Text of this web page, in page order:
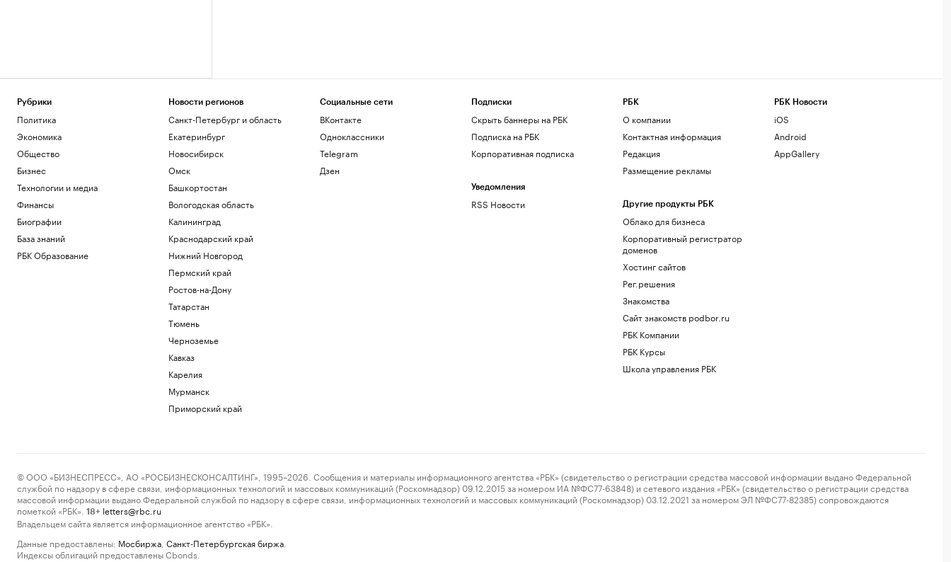
Рубрики
Политика
Экономика
Общество
Бизнес
Технологии и медиа
Финансы
Биографии
База знаний
РБК Образование
Новости регионов
Санкт-Петербург и область
Екатеринбург
Новосибирск
Омск
Башкортостан
Вологодская область
Калининград
Краснодарский край
Нижний Новгород
Пермский край
Ростов-на-Дону
Татарстан
Тюмень
Черноземье
Кавказ
Карелия
Мурманск
Приморский край
Социальные сети
ВКонтакте
Одноклассники
Telegram
Дзен
Подписки
Скрыть баннеры на РБК
Подписка на РБК
Корпоративная подписка
Уведомления
RSS Новости
РБК
О компании
Контактная информация
Редакция
Размещение рекламы
Другие продукты РБК
Облако для бизнеса
Корпоративный регистратор
доменов
Хостинг сайтов
Рег.решения
Знакомства
Сайт знакомств podbor.ru
РБК Компании
РБК Курсы
Школа управления РБК
РБК Новости
iOS
Android
AppGallery
© ООО «БИЗНЕСПРЕСС», АО «РОСБИЗНЕСКОНСАЛТИНГ», 1995–2026. Сообщения и материалы информационного агентства «РБК» (свидетельство о регистрации средства массовой информации выдано Федеральной
службой по надзору в сфере связи, информационных технологий и массовых коммуникаций (Роскомнадзор) 09.12.2015 за номером ИА №ФС77-63848) и сетевого издания «РБК» (свидетельство о регистрации средства
массовой информации выдано Федеральной службой по надзору в сфере связи, информационных технологий и массовых коммуникаций (Роскомнадзор) 03.12.2021 за номером ЭЛ №ФС77-82385) сопровождаются
пометкой «РБК».
18+ letters@rbc.ru
Владельцем сайта является информационное агентство «РБК».
Данные предоставлены: Мосбиржа Санкт-Петербургская биржа
Индексы облигаций предоставлены Cbonds.